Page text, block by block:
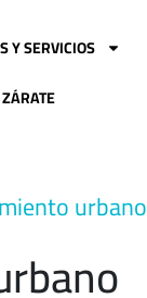
Y SERVICIOS
urbano